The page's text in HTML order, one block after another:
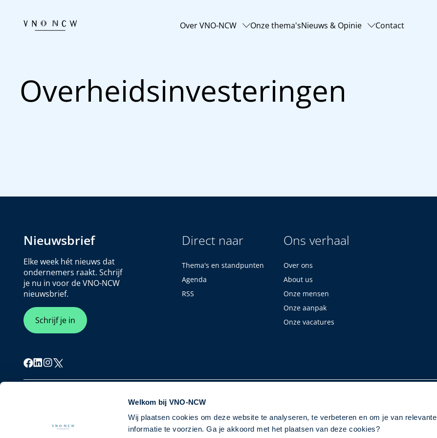
Welkom bij VNO-NCW
Wij plaatsen cookies om deze website te analyseren, te verbeteren en om je van relevante
informatie te voorzien. Ga je akkoord met het plaatsen van deze cookies?
Over VNO-NCW Onze thema'sNieuws & Opinie Contact
Overheidsinvesteringen
Nieuwsbrief
Elke week hét nieuws dat
ondernemers raakt. Schrijf
je nu in voor de VNO-NCW
nieuwsbrief.
Schrijf je in
Direct naar
Thema's en standpunten
Agenda
RSS
Ons verhaal
Over ons
About us
Onze mensen
Onze aanpak
Onze vacatures
Privacybeleid Disclaimer